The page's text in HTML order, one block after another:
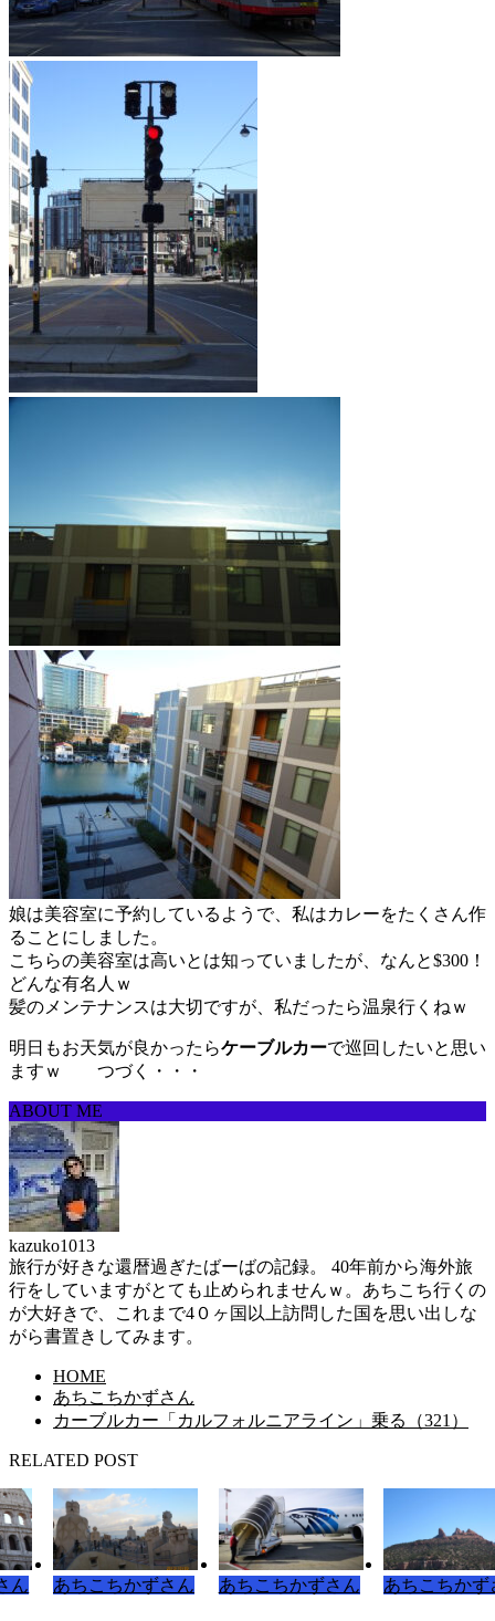
娘は美容室に予約しているようで、私はカレーをたくさん作
ることにしました。
こちらの美容室は高いとは知っていましたが、なんと$300！
どんな有名人ｗ
髪のメンテナンスは大切ですが、私だったら温泉行くねｗ
明日もお天気が良かったらケーブルカーで巡回したいと思い
ますｗ つづく・・・
ABOUT ME
kazuko1013
旅行が好きな還暦過ぎたばーばの記録。 40年前から海外旅
行をしていますがとても止められませんｗ。あちこち行くの
が大好きで、これまで4０ヶ国以上訪問した国を思い出しな
がら書置きしてみます。
HOME
あちこちかずさん
カーブルカー「カルフォルニアライン」乗る（321）
RELATED POST
ん あちこちかずさん あちこちかずさん あちこちかず